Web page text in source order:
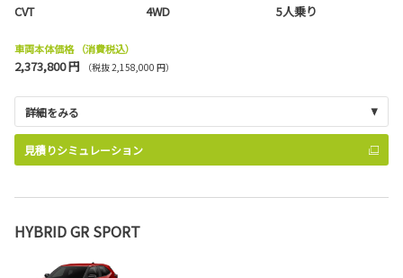
CVT 4WD 5人乗り
車両本体価格 （消費税込）
2,373,800 円 （税抜 2,158,000 円）
詳細をみる
見積りシミュレーション
HYBRID GR SPORT